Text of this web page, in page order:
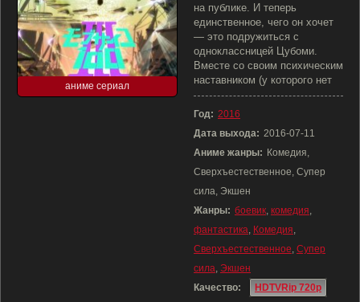
аниме сериал
на публике. И теперь
единственное, чего он хочет
— это подружиться с
одноклассницей Цубоми.
Вместе со своим психическим
наставником (у которого нет
Год: 2016
Дата выхода: 2016-07-11
Аниме жанры: Комедия,
Сверхъестественное, Супер
сила, Экшен
Жанры: боевик, комедия,
фантастика, Комедия,
Сверхъестественное, Супер
сила, Экшен
Качество:
HDTVRip 720p